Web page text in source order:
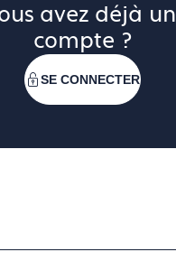
avez déjà un
compte ?
SE CONNECTER